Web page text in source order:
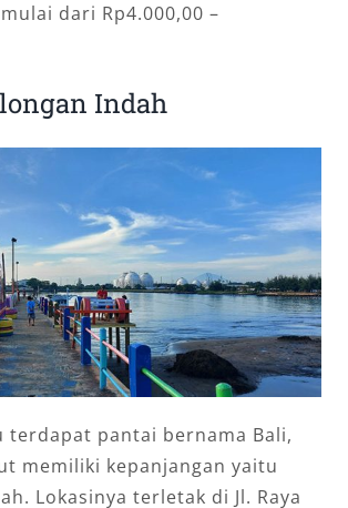
dari Rp4.000,00 –
Indah
terdapat pantai bernama Bali,
memiliki kepanjangan yaitu
Lokasinya terletak di Jl. Raya